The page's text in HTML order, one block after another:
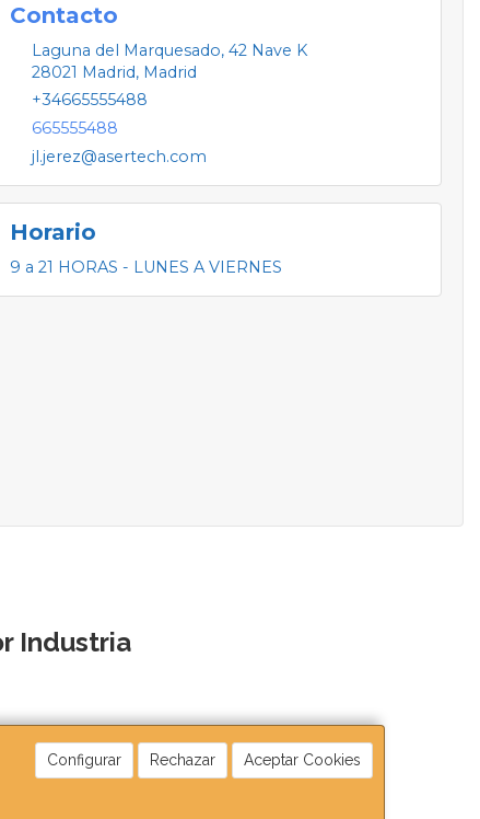
Configurar Rechazar Aceptar Cookies
Contacto
Laguna del Marquesado, 42 Nave K
28021 Madrid, Madrid
+34665555488
665555488
jl.jerez@asertech.com
Horario
9 a 21 HORAS - LUNES A VIERNES
Industria